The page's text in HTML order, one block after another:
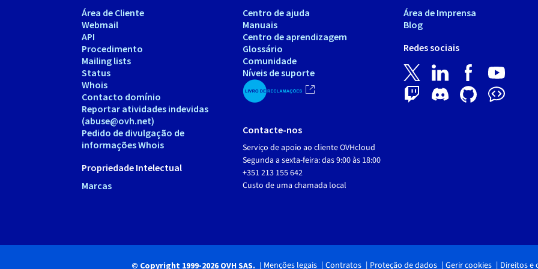
Área de Cliente
Webmail
API
Procedimento
Mailing lists
Status
Whois
Contacto domínio
Reportar atividades indevidas
(abuse@ovh.net)
Pedido de divulgação de
informações Whois
Propriedade Intelectual
Marcas
Centro de ajuda
Manuais
Centro de aprendizagem
Glossário
Comunidade
Níveis de suporte
Contacte-nos
Serviço de apoio ao cliente OVHcloud
Segunda a sexta-feira: das 9:00 às 18:00
+351 213 155 642
Custo de uma chamada local
Área de Imprensa
Blog
Redes sociais
© Copyright 1999-2026 OVH SAS. Menções legais Contratos Proteção de dados Gerir cookies Direitos e